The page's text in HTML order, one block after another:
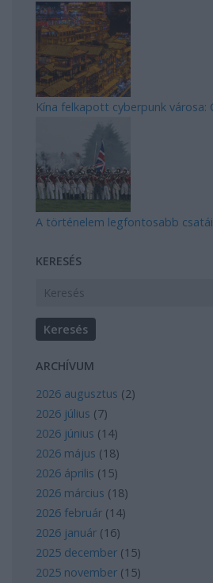
Kína felkapott cyberpunk városa:
A történelem legfontosabb
KERESÉS
ARCHÍVUM
2026 augusztus (2)
2026 július (7)
2026 június (14)
2026 május (18)
2026 április (15)
2026 március (18)
2026 február (14)
2026 január (16)
2025 december (15)
2025 november (15)